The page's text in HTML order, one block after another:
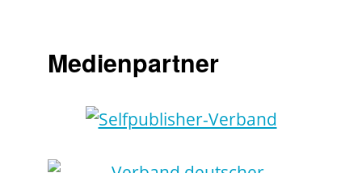
Medienpartner